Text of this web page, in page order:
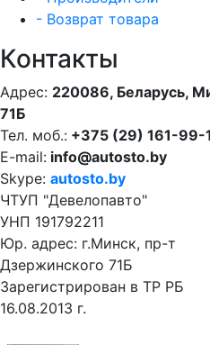
- Возврат товара
Контакты
Адрес: 220086, Беларусь,
71Б
Тел. моб.: +375 (29) 161-99-
E-mail: info@autosto.by
Skype: autosto.by
ЧТУП "Девелопавто"
УНП 191792211
Юр. адрес: г.Минск, пр-т
Дзержинского 71Б
Зарегистрирован в ТР РБ
16.08.2013 г.